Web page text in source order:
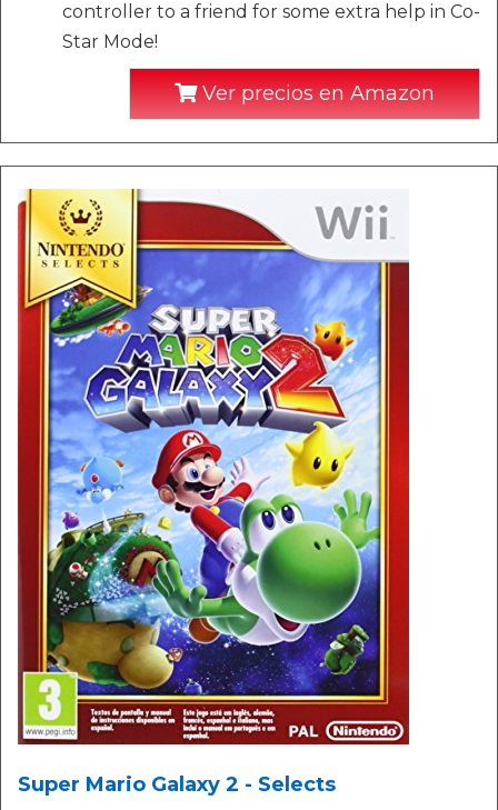
controller to a friend for some extra help in Co-
Star Mode!
Ver precios en Amazon
Super Mario Galaxy 2 - Selects